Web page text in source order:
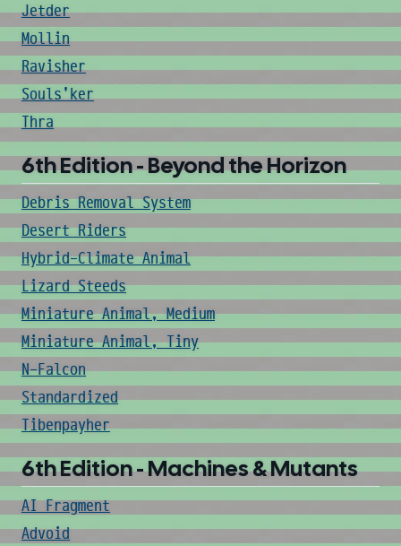
Jetder
Mollin
Ravisher
Souls'ker
Thra
6th Edition - Beyond the Horizon
Debris Removal System
Desert Riders
Hybrid-Climate Animal
Lizard Steeds
Miniature Animal, Medium
Miniature Animal, Tiny
N-Falcon
Standardized
Tibenpayher
6th Edition - Machines & Mutants
AI Fragment
Advoid